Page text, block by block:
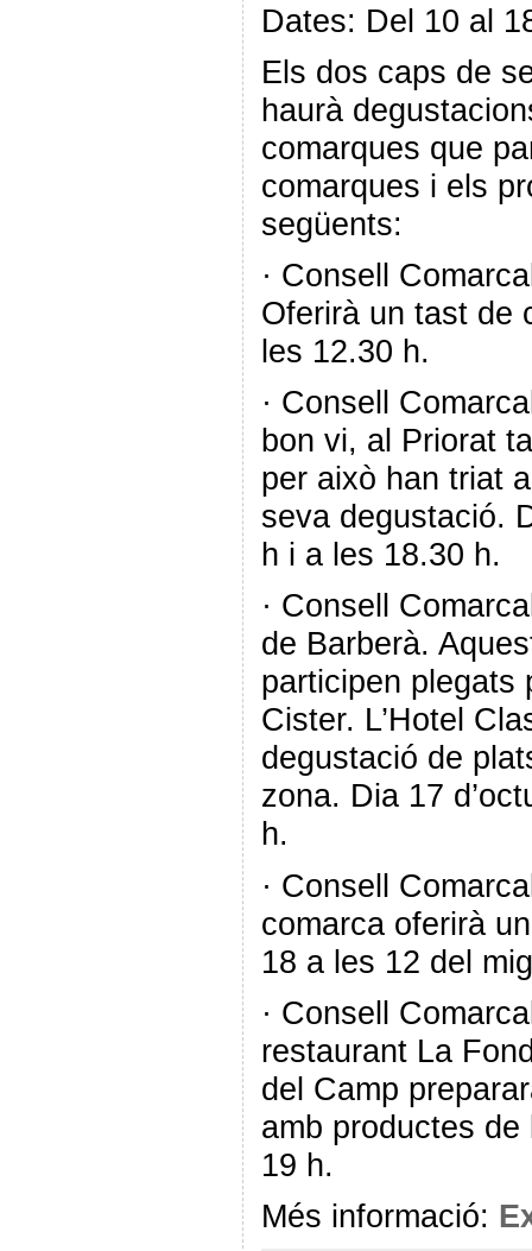
Dates: Del 10 al
Els dos caps de
haurà
comarques que
comarques i els
següents:
· Consell
Oferirà un tast de
les 12.30 h.
· Consell
bon vi, al Priorat
per això han triat
seva degustació.
h i a les 18.30 h.
· Consell
de Barberà.
participen plegats
Cister. L’Hotel
degustació de
zona. Dia 17
h.
· Consell
comarca oferirà
18 a les 12 del
· Consell
restaurant La
del Camp
amb productes
19 h.
Més informació: